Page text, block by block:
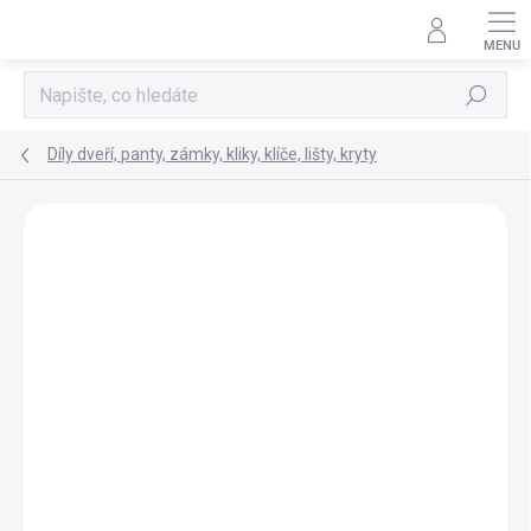
Hledat
Díly dveří, panty, zámky, kliky, klíče, lišty, kryty